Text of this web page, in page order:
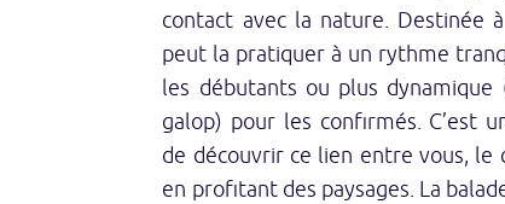
contact avec la nature. Destinée
peut la pratiquer à un rythme
les débutants ou plus
galop) pour les confirmés. C’est
de découvrir ce lien entre vous, le
en profitant des paysages. La